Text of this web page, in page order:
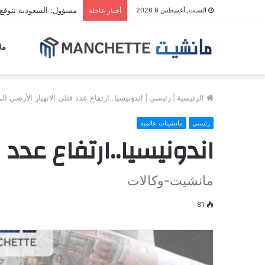
السبت, أغسطس 8 2026 أخبار عاجلة مسؤول: السعودية
الرئيسية رئيسي اندونيسيا..ارتفاع عدد قتلى الانهيار الأرضي الى
رئيسي مانشيتات عالمية
اندونيسيا..ارتفاع عدد
مانشيت-وكالات
81